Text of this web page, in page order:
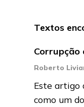
Textos
Corrupção
Roberto
Este artigo
como um